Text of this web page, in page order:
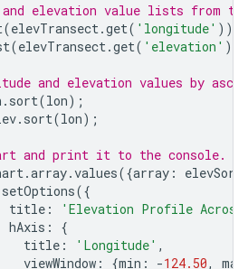
elevation value lists from
(elevTransect.get( 'longitude' ));
(elevTransect.get( 'elevation' ));
and elevation values by
. sort(lon);
. sort(lon);
and print it to the console.
.array.values({array : elevSort
setOptions({
title :
'Elevation Profile
hAxis :
{
title : 'Longitude' ,
viewWindow : {min : -124.50, max